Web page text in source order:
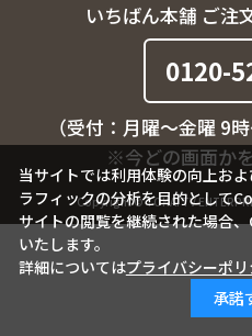
いちばん本舗 ご注
0120-
（受付：月曜～金曜 9
※今どの画面か
Copyright © TOKAI TV
当サイトでは利用体験の向上お
ラフィックの分析を目的として
サイトの閲覧を継続された場合
いたします。
詳細についてはプライバシーポリ
承諾